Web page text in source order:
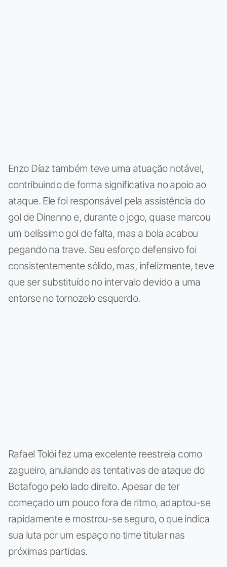
Enzo Díaz também teve uma atuação notável,
contribuindo de forma significativa no apoio ao
ataque. Ele foi responsável pela assistência do
gol de Dinenno e, durante o jogo, quase marcou
um belíssimo gol de falta, mas a bola acabou
pegando na trave. Seu esforço defensivo foi
consistentemente sólido, mas, infelizmente, teve
que ser substituído no intervalo devido a uma
entorse no tornozelo esquerdo.
Rafael Tolói fez uma excelente reestreia como
zagueiro, anulando as tentativas de ataque do
Botafogo pelo lado direito. Apesar de ter
começado um pouco fora de ritmo, adaptou-se
rapidamente e mostrou-se seguro, o que indica
sua luta por um espaço no time titular nas
próximas partidas.